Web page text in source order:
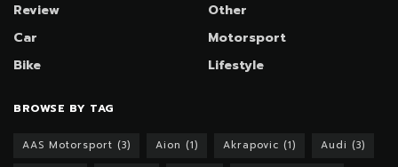
Review
Car
Bike
Other
Motorsport
Lifestyle
BROWSE BY TAG
AAS Motorsport (3) Aion (1) Akrapovic (1) Audi (3)